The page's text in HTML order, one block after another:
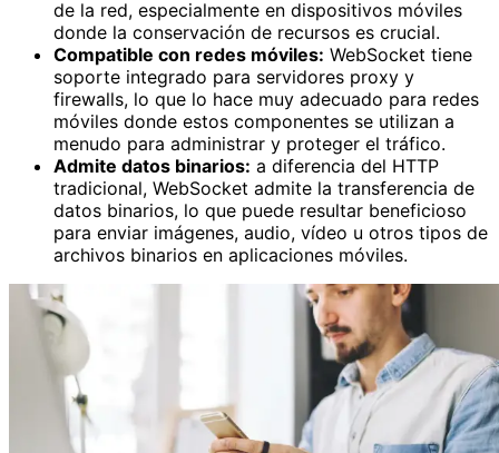
de la red, especialmente en dispositivos móviles
donde la conservación de recursos es crucial.
Compatible con redes móviles: WebSocket tiene
soporte integrado para servidores proxy y
firewalls, lo que lo hace muy adecuado para redes
móviles donde estos componentes se utilizan a
menudo para administrar y proteger el tráfico.
Admite datos binarios: a diferencia del HTTP
tradicional, WebSocket admite la transferencia de
datos binarios, lo que puede resultar beneficioso
para enviar imágenes, audio, vídeo u otros tipos de
archivos binarios en aplicaciones móviles.